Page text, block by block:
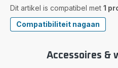
Dit artikel is compatibel met 1
Compatibiliteit nagaan
Accessoires &